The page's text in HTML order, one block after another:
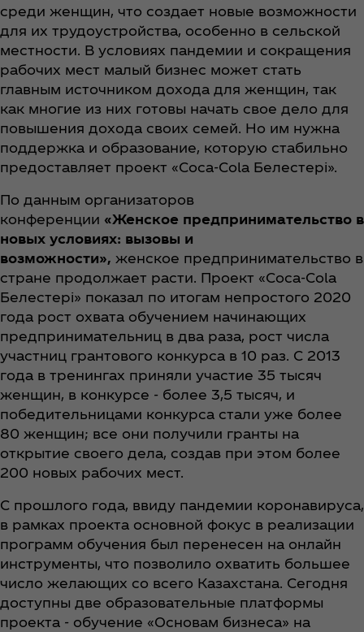
среди женщин, что создает новые возможности
для их трудоустройства, особенно в сельской
местности. В условиях пандемии и сокращения
рабочих мест малый бизнес может стать
главным источником дохода для женщин, так
как многие из них готовы начать свое дело для
повышения дохода своих семей. Но им нужна
поддержка и образование, которую стабильно
предоставляет проект «Coca‑Cola Белестері».
По данным организаторов
конференции «Женское предпринимательство в
новых условиях: вызовы и
возможности», женское предпринимательство в
стране продолжает расти. Проект «Coca‑Cola
Белестері» показал по итогам непростого 2020
года рост охвата обучением начинающих
предпринимательниц в два раза, рост числа
участниц грантового конкурса в 10 раз. С 2013
года в тренингах приняли участие 35 тысяч
женщин, в конкурсе - более 3,5 тысяч, и
победительницами конкурса стали уже более
80 женщин; все они получили гранты на
открытие своего дела, создав при этом более
200 новых рабочих мест.
С прошлого года, ввиду пандемии коронавируса,
в рамках проекта основной фокус в реализации
программ обучения был перенесен на онлайн
инструменты, что позволило охватить большее
число желающих со всего Казахстана. Сегодня
доступны две образовательные платформы
проекта - обучение «Основам бизнеса» на